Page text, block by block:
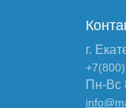
г.
Пн-Вс